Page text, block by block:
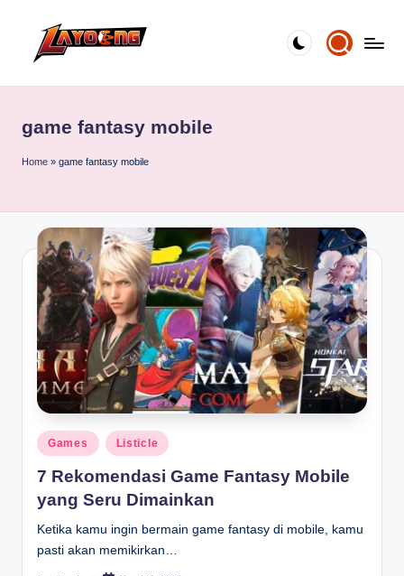
game fantasy mobile
Home » game fantasy mobile
Posted
in
Games Listicle
7 Rekomendasi Game Fantasy Mobile
yang Seru Dimainkan
Ketika kamu ingin bermain game fantasy di mobile, kamu
pasti akan memikirkan…